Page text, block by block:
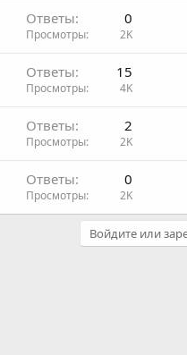
Ответы 0
Просмотры 2K
Ответы 15
Просмотры 4K
Ответы 2
Просмотры 2K
Ответы 0
Просмотры 2K
Войдите или